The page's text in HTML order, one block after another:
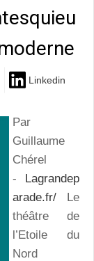
Linkedin
Par
Guillaume
Chérel
- Lagrandep
arade.fr/ Le
théâtre de
l’Etoile du
Nord